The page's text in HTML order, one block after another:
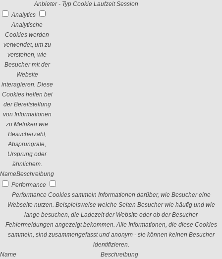
Anbieter - Typ Cookie Laufzeit Session
Analytics
Analytische
Cookies werden
verwendet, um zu
verstehen, wie
Besucher mit der
Website
interagieren. Diese
Cookies helfen bei
der Bereitstellung
von Informationen
zu Metriken wie
Besucherzahl,
Absprungrate,
Ursprung oder
ähnlichem.
NameBeschreibung
Performance
Performance Cookies sammeln Informationen darüber, wie Besucher eine
Webseite nutzen. Beispielsweise welche Seiten Besucher wie häufig und wie
lange besuchen, die Ladezeit der Website oder ob der Besucher
Fehlermeldungen angezeigt bekommen. Alle Informationen, die diese Cookies
sammeln, sind zusammengefasst und anonym - sie können keinen Besucher
identifizieren.
Name
Beschreibung